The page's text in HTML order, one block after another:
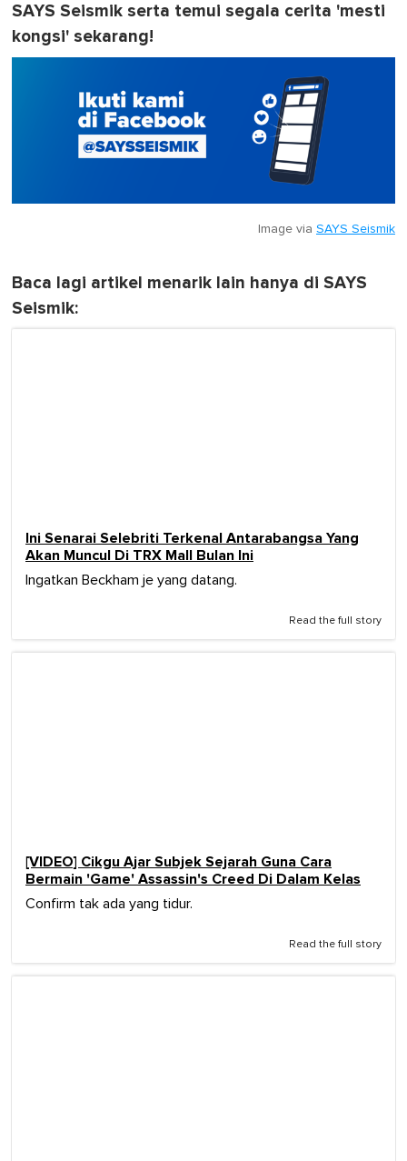
SAYS Seismik serta temui segala cerita 'mesti
kongsi' sekarang!
Image via SAYS Seismik
Baca lagi artikel menarik lain hanya di SAYS
Seismik:
Ini Senarai Selebriti Terkenal Antarabangsa Yang
Akan Muncul Di TRX Mall Bulan Ini
Ingatkan Beckham je yang datang.
Read the full story
[VIDEO] Cikgu Ajar Subjek Sejarah Guna Cara
Bermain 'Game' Assassin's Creed Di Dalam Kelas
Confirm tak ada yang tidur.
Read the full story